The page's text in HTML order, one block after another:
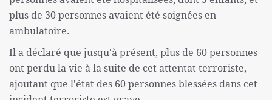
plus de 30 personnes avaient été soignées en
ambulatoire.
Il a déclaré que jusqu'à présent, plus de 60 personnes
ont perdu la vie à la suite de cet attentat terroriste,
ajoutant que l'état des 60 personnes blessées dans cet